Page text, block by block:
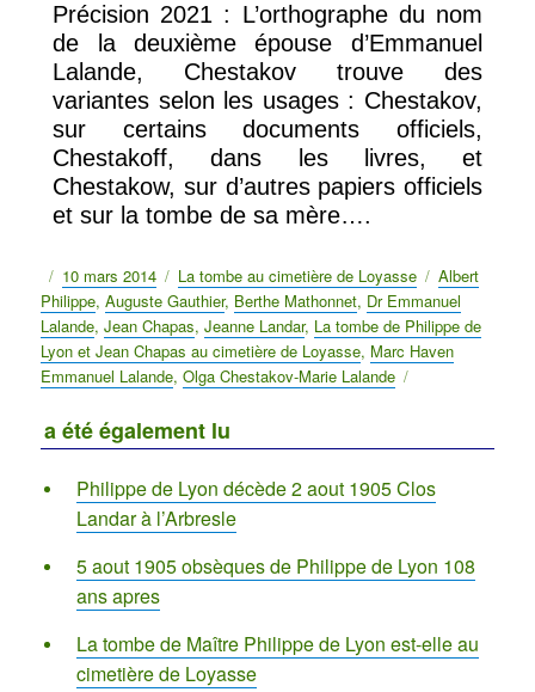
Précision 2021 : L’orthographe du nom
de la deuxième épouse d’Emmanuel
Lalande, Chestakov trouve des
variantes selon les usages : Chestakov,
sur certains documents officiels,
Chestakoff, dans les livres, et
Chestakow, sur d’autres papiers officiels
et sur la tombe de sa mère….
Publié
le
10 mars 2014 Catégories
La tombe au cimetière de Loyasse Étiquettes
Albert
Philippe,Auguste Gauthier, Berthe Mathonnet, Dr Emmanuel
Lalande,Jean Chapas,Jeanne Landar, La tombe de Philippe de
Lyon et Jean Chapas au cimetière de Loyasse, Marc Haven
Emmanuel Lalande,Olga Chestakov-Marie Lalande
a été également lu
Philippe de Lyon décède 2 aout 1905 Clos
Landar à l’Arbresle
5 aout 1905 obsèques de Philippe de Lyon 108
ans apres
La tombe de Maître Philippe de Lyon est-elle au
cimetière de Loyasse